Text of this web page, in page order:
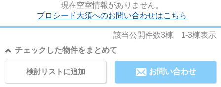
現在空室情報がありません。
プロシード大須へのお問い合わせはこちら
該当公開件数3棟 1-3棟表示
チェックした物件をまとめて
お問い合わせ
検討リストに追加